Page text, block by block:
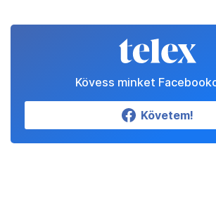
Kövess minket
Követem!